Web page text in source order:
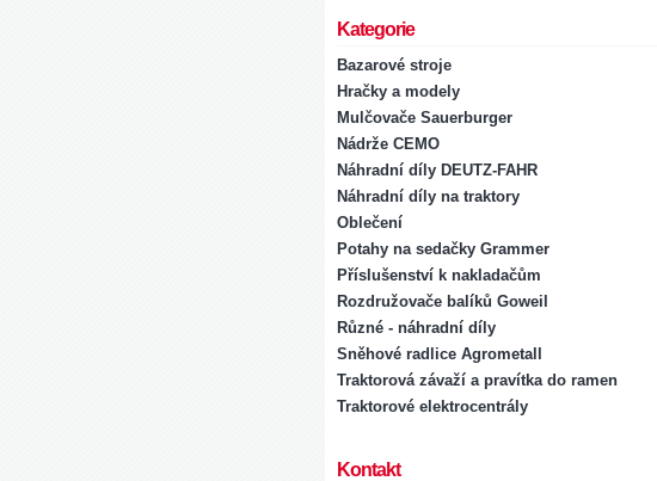
Kategorie
Bazarové stroje
Hračky a modely
Mulčovače Sauerburger
Nádrže CEMO
Náhradní díly DEUTZ-FAHR
Náhradní díly na traktory
Oblečení
Potahy na sedačky Grammer
Příslušenství k nakladačům
Rozdružovače balíků Goweil
Různé - náhradní díly
Sněhové radlice Agrometall
Traktorová závaží a pravítka do ramen
Traktorové elektrocentrály
Kontakt